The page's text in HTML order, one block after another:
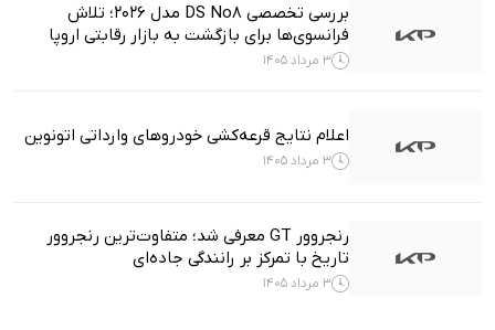
بررسی تخصصی DS No8 مدل ۲۰۲۶؛ تلاش
فرانسوی‌ها برای بازگشت به بازار رقابتی اروپا
3 مرداد 1405
اعلام نتایج قرعه‌کشی خودروهای وارداتی اتونوین
3 مرداد 1405
رنجروور GT معرفی شد؛ متفاوت‌ترین رنجروور
تاریخ با تمرکز بر رانندگی جاده‌ای
3 مرداد 1405